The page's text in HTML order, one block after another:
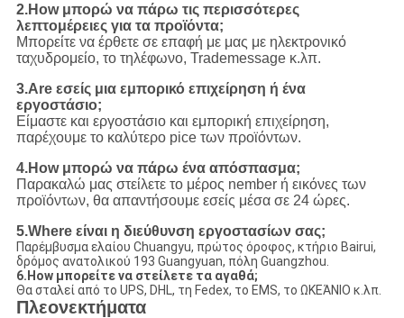
2.How μπορώ να πάρω τις περισσότερες
λεπτομέρειες για τα προϊόντα;
Μπορείτε να έρθετε σε επαφή με μας με ηλεκτρονικό
ταχυδρομείο, το τηλέφωνο, Trademessage κ.λπ.
3.Are εσείς μια εμπορικό επιχείρηση ή ένα
εργοστάσιο;
Είμαστε και εργοστάσιο και εμπορική επιχείρηση,
παρέχουμε το καλύτερο pice των προϊόντων.
4.How μπορώ να πάρω ένα απόσπασμα;
Παρακαλώ μας στείλετε το μέρος nember ή εικόνες των
προϊόντων, θα απαντήσουμε εσείς μέσα σε 24 ώρες.
5.Where είναι η διεύθυνση εργοστασίων σας;
Παρέμβυσμα ελαίου Chuangyu, πρώτος όροφος, κτήριο Bairui,
δρόμος ανατολικού 193 Guangyuan, πόλη Guangzhou.
6.How μπορείτε να στείλετε τα αγαθά;
Θα σταλεί από το UPS, DHL, τη Fedex, το EMS, το ΩΚΕΆΝΙΟ κ.λπ.
Πλεονεκτήματα